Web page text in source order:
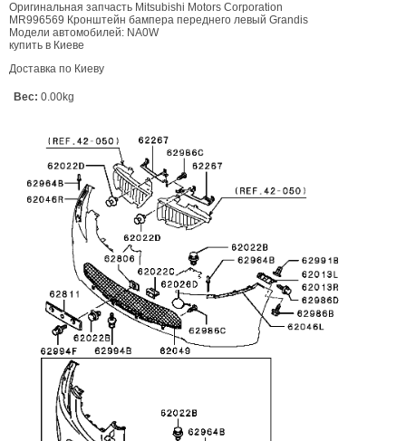
Оригинальная запчасть Mitsubishi Motors Corporation
MR996569 Кронштейн бампера переднего левый Grandis
Модели автомобилей: NA0W
купить в Киеве
Доставка по Киеву
Вес: 0.00kg